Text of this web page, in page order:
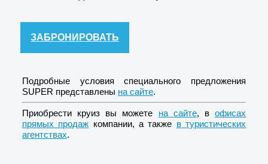
ЗАБРОНИРОВАТЬ
Подробные условия специального предложения
SUPER представлены на сайте.
Приобрести круиз вы можете на сайте, вофисах
прямых продаж компании, а также в туристических
агентствах.